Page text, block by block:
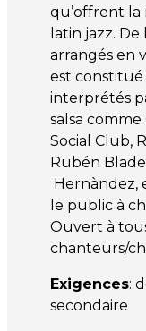
qu’offrent la
latin jazz.
arrangés en
est constitué
interprétés
salsa comme
Social Club,
Rubén
Hernàndez,
le public à
Ouvert à
chanteurs/
Exigences:
secondaire